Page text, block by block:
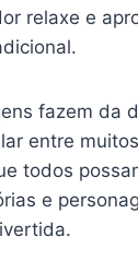
relaxe e
fazem da
entre
todos
e